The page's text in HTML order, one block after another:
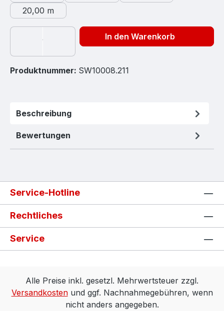
20,00 m
In den Warenkorb
Produktnummer: SW10008.211
Beschreibung
Bewertungen
Service-Hotline
Rechtliches
Service
Alle Preise inkl. gesetzl. Mehrwertsteuer zzgl.
Versandkostenund ggf. Nachnahmegebühren, wenn
nicht anders angegeben.